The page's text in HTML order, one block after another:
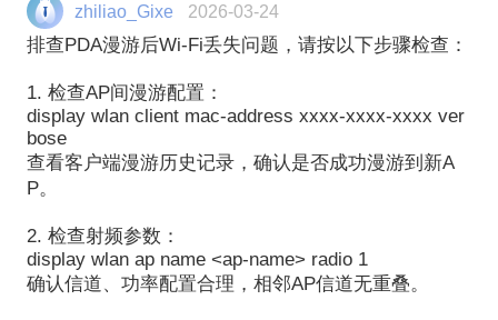
zhiliao_Gixe 2026-03-24
排查PDA漫游后Wi-Fi丢失问题，请按以下步骤检查：
1. 检查AP间漫游配置：
display wlan client mac-address xxxx-xxxx-xxxx ver
bose
查看客户端漫游历史记录，确认是否成功漫游到新A
P。
2. 检查射频参数：
display wlan ap name <ap-name> radio 1
确认信道、功率配置合理，相邻AP信道无重叠。